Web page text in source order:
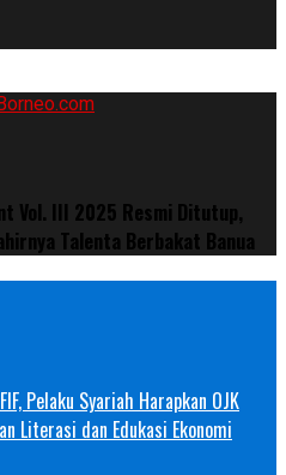
Vol. III 2025 Resmi Ditutup,
Talenta Berbakat Banua
Pelaku Syariah Harapkan OJK
Literasi dan Edukasi Ekonomi